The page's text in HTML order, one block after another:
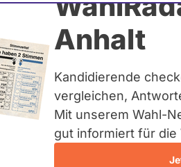
Anhalt
Kandidierende
vergleichen,
Mit unserem Wahl-
gut informiert für die
Landesliste Bayern
Wie